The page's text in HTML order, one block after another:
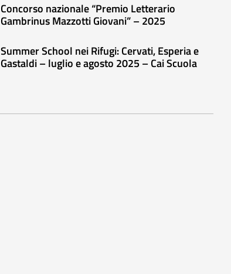
Concorso nazionale “Premio Letterario
Gambrinus Mazzotti Giovani” – 2025
Summer School nei Rifugi: Cervati, Esperia e
Gastaldi – luglio e agosto 2025 – Cai Scuola